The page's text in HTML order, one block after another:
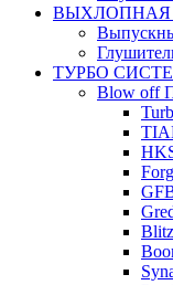
ВЫХЛОПНАЯ
ТУРБО
Blow off
Blitz